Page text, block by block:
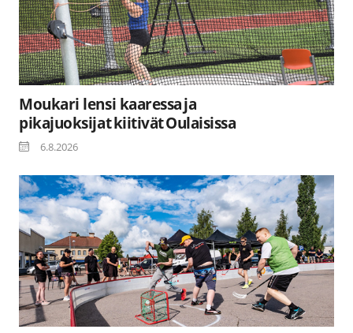
Moukari lensi kaaressa ja
pikajuoksijat kiitivät Oulaisissa
6.8.2026